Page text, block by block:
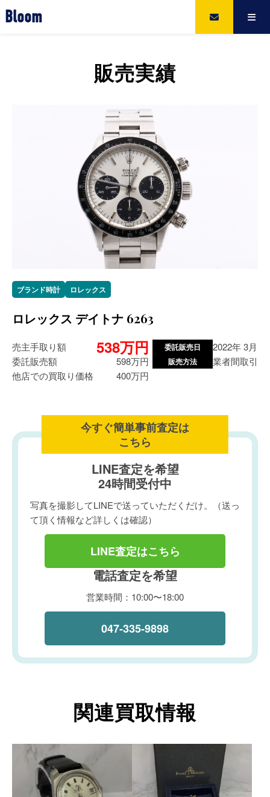
Bloom
販売実績
ブランド時計 ロレックス
ロレックス デイトナ 6263
売主手取り額 538万円
委託販売額
598万円
他店での買取り価格
400万円
委託販売日 2022年 3月
販売方法 業者間取引
今すぐ簡単事前査定は
こちら
LINE査定を希望
24時間受付中
写真を撮影してLINEで送っていただくだけ。（送っ
て頂く情報など詳しくは確認）
LINE査定はこちら
電話査定を希望
営業時間：10:00〜18:00
047-335-9898
関連買取情報